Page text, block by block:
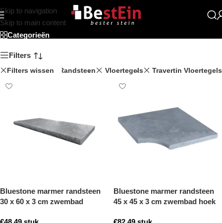
Skip to navigation
Skip to main content
Beststein
Categorieën
Filters
Filters wissenMarmer Randsteen Vloertegels Travertin Vloertegels
Bluestone marmer randsteen
30 x 60 x 3 cm zwembad
Bluestone marmer randsteen
45 x 45 x 3 cm zwembad hoek